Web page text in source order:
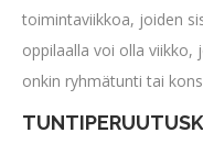
toimintaviikkoa, joiden
oppilaalla voi olla viikko,
onkin ryhmätunti tai